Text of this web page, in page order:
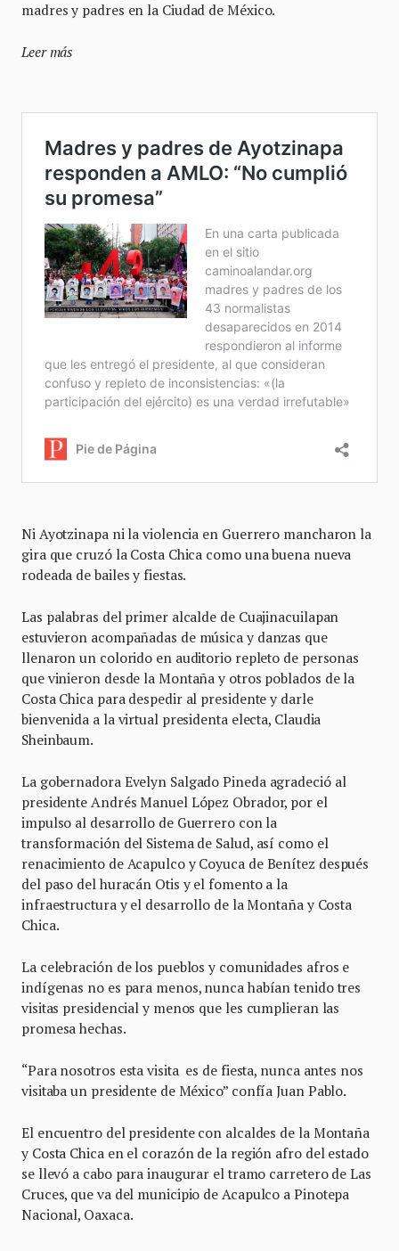
madres y padres en la Ciudad de México.
Leer más
Ni Ayotzinapa ni la violencia en Guerrero mancharon la
gira que cruzó la Costa Chica como una buena nueva
rodeada de bailes y fiestas.
Las palabras del primer alcalde de Cuajinacuilapan
estuvieron acompañadas de música y danzas que
llenaron un colorido en auditorio repleto de personas
que vinieron desde la Montaña y otros poblados de la
Costa Chica para despedir al presidente y darle
bienvenida a la virtual presidenta electa, Claudia
Sheinbaum.
La gobernadora Evelyn Salgado Pineda agradeció al
presidente Andrés Manuel López Obrador, por el
impulso al desarrollo de Guerrero con la
transformación del Sistema de Salud, así como el
renacimiento de Acapulco y Coyuca de Benítez después
del paso del huracán Otis y el fomento a la
infraestructura y el desarrollo de la Montaña y Costa
Chica.
La celebración de los pueblos y comunidades afros e
indígenas no es para menos, nunca habían tenido tres
visitas presidencial y menos que les cumplieran las
promesa hechas.
“Para nosotros esta visita es de fiesta, nunca antes nos
visitaba un presidente de México” confía Juan Pablo.
El encuentro del presidente con alcaldes de la Montaña
y Costa Chica en el corazón de la región afro del estado
se llevó a cabo para inaugurar el tramo carretero de Las
Cruces, que va del municipio de Acapulco a Pinotepa
Nacional, Oaxaca.